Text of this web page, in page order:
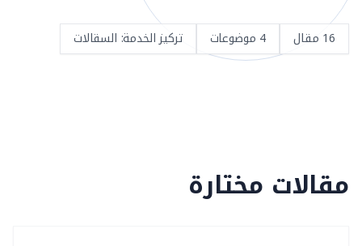
16 مقال 4 موضوعات تركيز الخدمة: السقالات
مقالات مختارة